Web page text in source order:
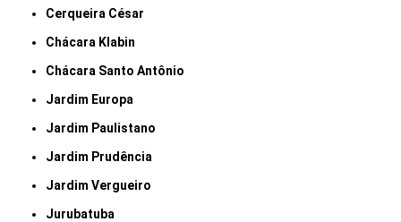
Cerqueira César
Chácara Klabin
Chácara Santo Antônio
Jardim Europa
Jardim Paulistano
Jardim Prudência
Jardim Vergueiro
Jurubatuba